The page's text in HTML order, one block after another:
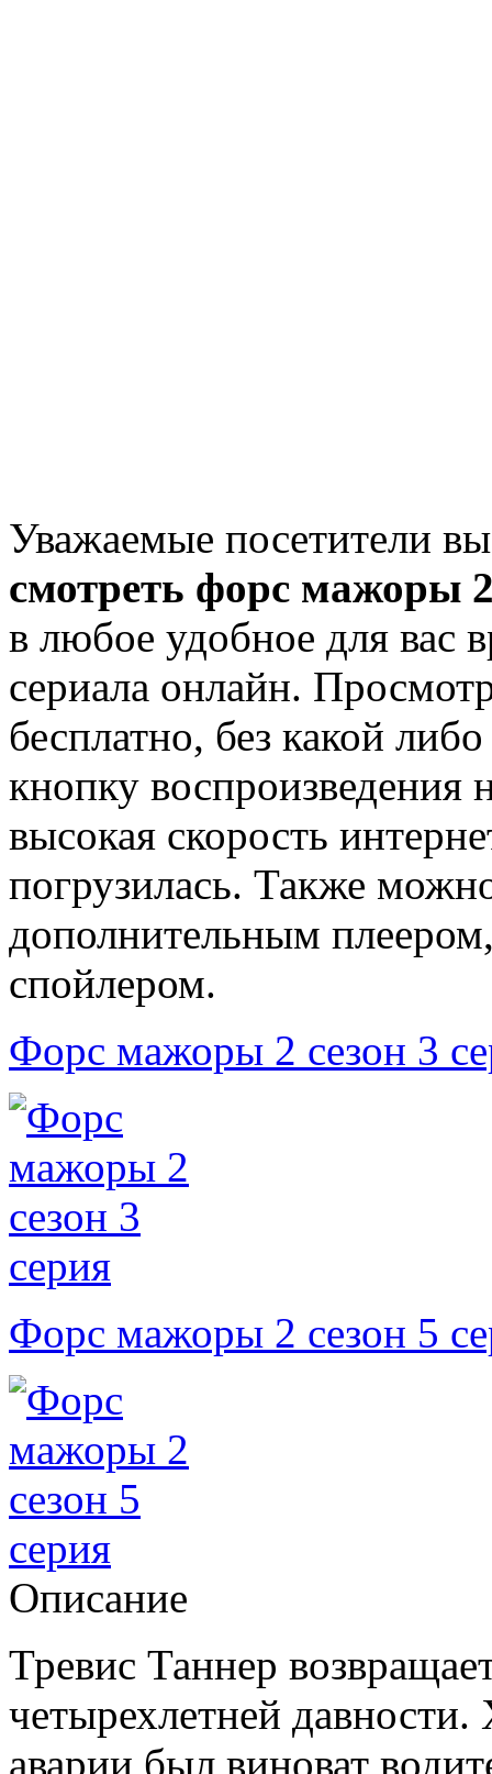
Уважаемые посетители
смотреть форс мажоры 2
в любое удобное для вас
сериала онлайн.
бесплатно, без какой
кнопку воспроизведения
высокая скорость
погрузилась. Также
дополнительным
спойлером.
Форс мажоры 2 сезон 3
Форс мажоры 2 сезон 5
Описание
Тревис Таннер
четырехлетней давности.
аварии был виноват